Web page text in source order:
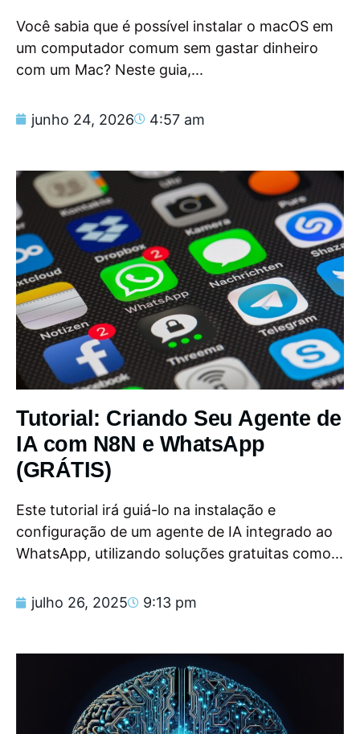
Você sabia que é possível instalar o macOS em
um computador comum sem gastar dinheiro
com um Mac? Neste guia,...
junho 24, 2026 4:57 am
Tutorial: Criando Seu Agente de
IA com N8N e WhatsApp
(GRÁTIS)
Este tutorial irá guiá-lo na instalação e
configuração de um agente de IA integrado ao
WhatsApp, utilizando soluções gratuitas como...
julho 26, 2025 9:13 pm